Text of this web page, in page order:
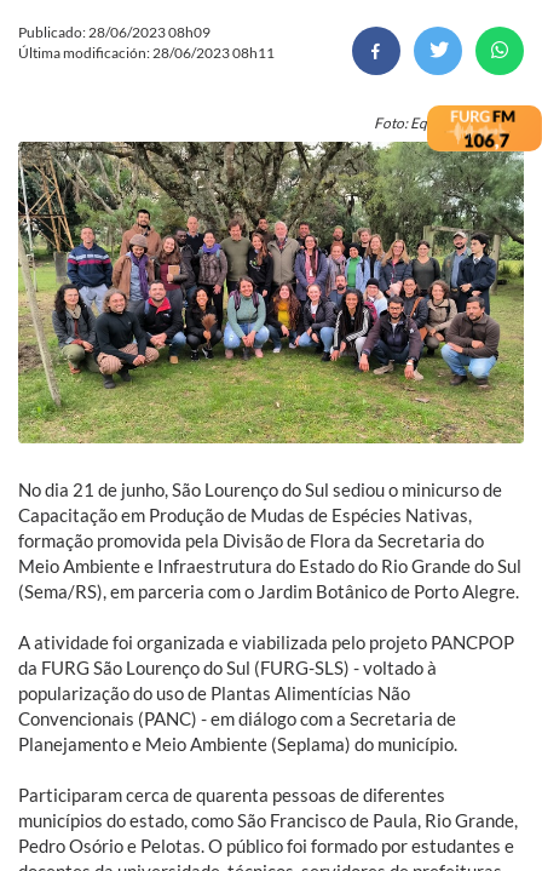
Publicado: 28/06/2023 08h09
Última modificación: 28/06/2023 08h11
Foto: Equipe PANCPOP
No dia 21 de junho, São Lourenço do Sul sediou o minicurso de
Capacitação em Produção de Mudas de Espécies Nativas,
formação promovida pela Divisão de Flora da Secretaria do
Meio Ambiente e Infraestrutura do Estado do Rio Grande do Sul
(Sema/RS), em parceria com o Jardim Botânico de Porto Alegre.
A atividade foi organizada e viabilizada pelo projeto PANCPOP
da FURG São Lourenço do Sul (FURG-SLS) - voltado à
popularização do uso de Plantas Alimentícias Não
Convencionais (PANC) - em diálogo com a Secretaria de
Planejamento e Meio Ambiente (Seplama) do município.
Participaram cerca de quarenta pessoas de diferentes
municípios do estado, como São Francisco de Paula, Rio Grande,
Pedro Osório e Pelotas. O público foi formado por estudantes e